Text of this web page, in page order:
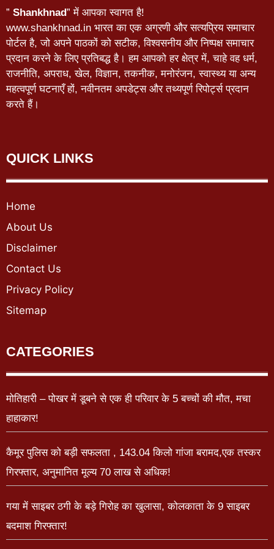
” Shankhnad” में आपका स्वागत है!
www.shankhnad.in भारत का एक अग्रणी और सत्यप्रिय समाचार
पोर्टल है, जो अपने पाठकों को सटीक, विश्वसनीय और निष्पक्ष समाचार
प्रदान करने के लिए प्रतिबद्ध है। हम आपको हर क्षेत्र में, चाहे वह धर्म,
राजनीति, अपराध, खेल, विज्ञान, तकनीक, मनोरंजन, स्वास्थ्य या अन्य
महत्वपूर्ण घटनाएँ हों, नवीनतम अपडेट्स और तथ्यपूर्ण रिपोर्ट्स प्रदान
करते हैं।
QUICK LINKS
Home
About Us
Disclaimer
Contact Us
Privacy Policy
Sitemap
CATEGORIES
मोतिहारी – पोखर में डूबने से एक ही परिवार के 5 बच्चों की मौत, मचा
हाहाकार!
कैमूर पुलिस को बड़ी सफलता , 143.04 किलो गांजा बरामद,एक तस्कर
गिरफ्तार, अनुमानित मूल्य 70 लाख से अधिक!
गया में साइबर ठगी के बड़े गिरोह का खुलासा, कोलकाता के 9 साइबर
बदमाश गिरफ्तार!